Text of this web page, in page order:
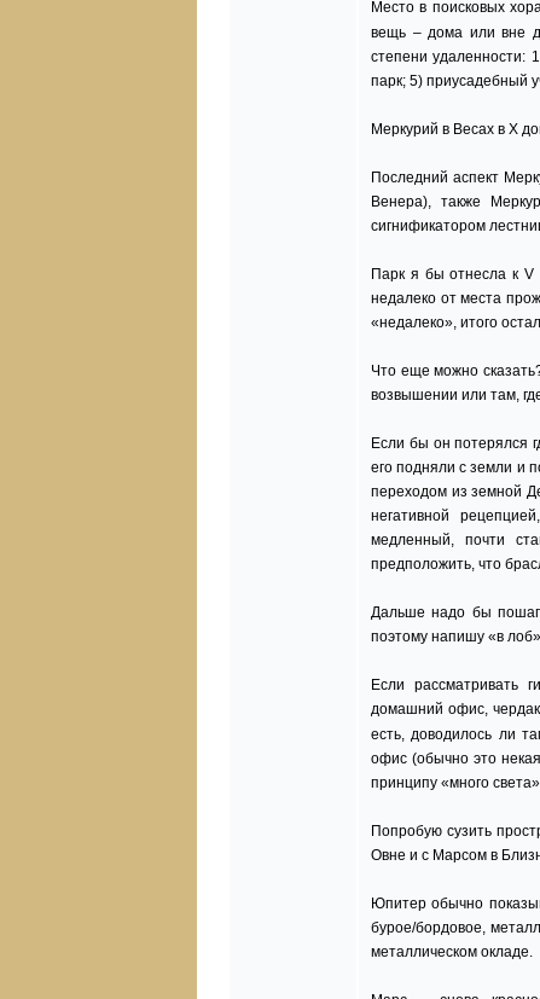
Место в поисковых
вещь – дома или вне
степени удаленности:
парк; 5) приусадебный
Меркурий в Весах в Х
Последний аспект
Венера), также
сигнификатором
Парк я бы отнесла к V
недалеко от места
«недалеко», итого
Что еще можно
возвышении или там,
Если бы он потерялся
его подняли с земли и
переходом из земной
негативной
медленный, почти
предположить, что
Дальше надо бы
поэтому напишу «в
Если рассматривать
домашний офис,
есть, доводилось ли
офис (обычно это
принципу «много
Попробую сузить
Овне и с Марсом в
Юпитер обычно
бурое/бордовое,
металлическом окладе.